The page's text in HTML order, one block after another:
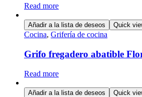
Read more
Añadir a la lista de deseos Quick
Cocina, Grifería de cocina
Grifo fregadero abatible
Read more
Añadir a la lista de deseos Quick